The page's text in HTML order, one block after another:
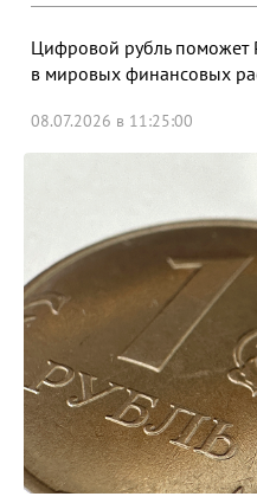
Цифровой рубль поможет
в мировых финансовых
08.07.2026 в 11:25:00